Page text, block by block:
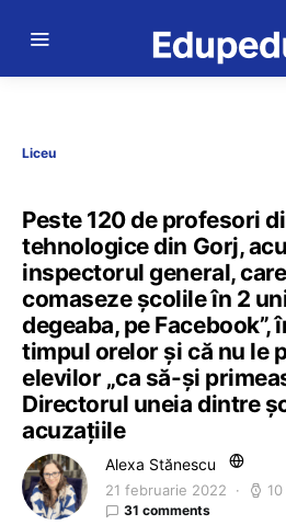
Liceu
Peste 120 de profesori
tehnologice din Gorj,
inspectorul general,
comaseze școlile în 2
degeaba, pe Facebook”,
timpul orelor și că nu le
elevilor „ca să-și
Directorul uneia dintre
acuzațiile
Alexa Stănescu
21 februarie 2022
31 comments